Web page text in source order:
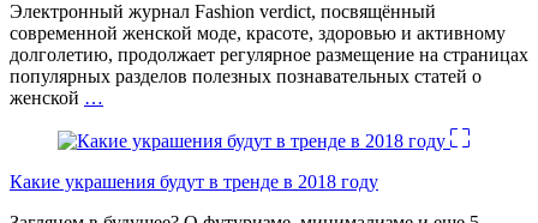
Электронный журнал Fashion verdict, посвящённый
современной женской моде, красоте, здоровью и активному
долголетию, продолжает регулярное размещение на страницах
популярных разделов полезных познавательных статей о
женской …
Какие украшения будут в тренде в 2018 году